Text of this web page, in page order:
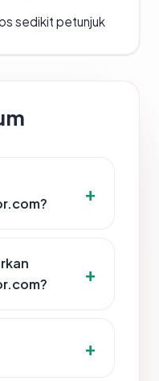
sedikit petunjuk